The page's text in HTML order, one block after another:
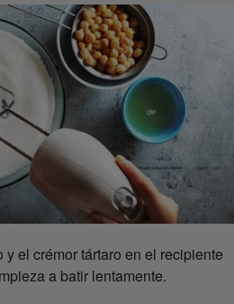
el crémor tártaro en el recipiente
a batir lentamente.